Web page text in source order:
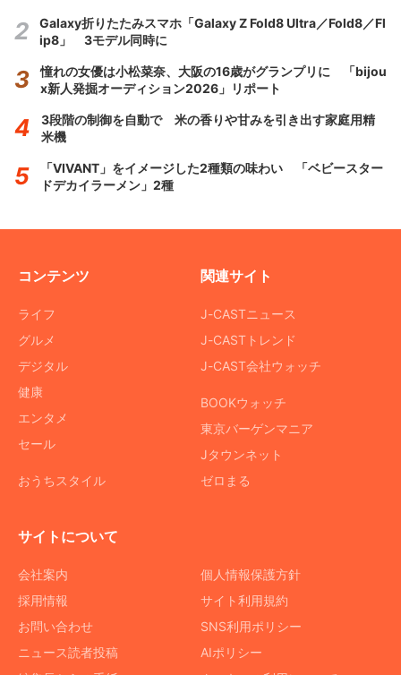
Galaxy折りたたみスマホ「Galaxy Z Fold8 Ultra／Fold8／Fl
ip8」 3モデル同時に
憧れの女優は小松菜奈、大阪の16歳がグランプリに 「bijou
x新人発掘オーディション2026」リポート
3段階の制御を自動で 米の香りや甘みを引き出す家庭用精
米機
「VIVANT」をイメージした2種類の味わい 「ベビースター
ドデカイラーメン」2種
コンテンツ
ライフ
グルメ
デジタル
健康
エンタメ
セール
おうちスタイル
関連サイト
J-CASTニュース
J-CASTトレンド
J-CAST会社ウォッチ
BOOKウォッチ
東京バーゲンマニア
Jタウンネット
ゼロまる
サイトについて
会社案内
採用情報
お問い合わせ
ニュース読者投稿
個人情報保護方針
サイト利用規約
SNS利用ポリシー
AIポリシー